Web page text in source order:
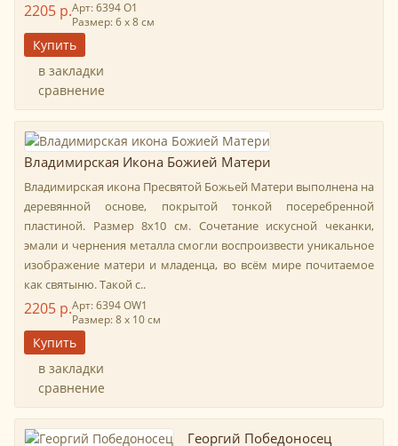
2205 р.Арт: 6394 О1
Размер: 6 х 8 см
в закладки
сравнение
Владимирская Икона Божией Матери
Владимирская икона Пресвятой Божьей Матери выполнена на
деревянной основе, покрытой тонкой посеребренной
пластиной. Размер 8х10 см. Сочетание искусной чеканки,
эмали и чернения металла смогли воспроизвести уникальное
изображение матери и младенца, во всём мире почитаемое
как святыню. Такой с..
2205 р.Арт: 6394 ОW1
Размер: 8 х 10 см
в закладки
сравнение
Георгий Победоносец